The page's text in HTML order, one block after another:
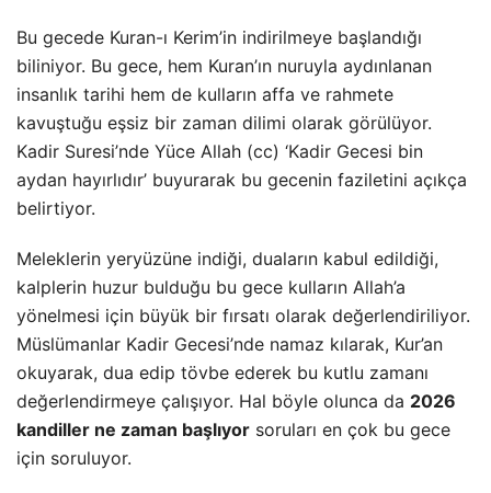
Bu gecede Kuran-ı Kerim’in indirilmeye başlandığı
biliniyor. Bu gece, hem Kuran’ın nuruyla aydınlanan
insanlık tarihi hem de kulların affa ve rahmete
kavuştuğu eşsiz bir zaman dilimi olarak görülüyor.
Kadir Suresi’nde Yüce Allah (cc) ‘Kadir Gecesi bin
aydan hayırlıdır’ buyurarak bu gecenin faziletini açıkça
belirtiyor.
Meleklerin yeryüzüne indiği, duaların kabul edildiği,
kalplerin huzur bulduğu bu gece kulların Allah’a
yönelmesi için büyük bir fırsatı olarak değerlendiriliyor.
Müslümanlar Kadir Gecesi’nde namaz kılarak, Kur’an
okuyarak, dua edip tövbe ederek bu kutlu zamanı
değerlendirmeye çalışıyor. Hal böyle olunca da 2026
kandiller ne zaman başlıyor soruları en çok bu gece
için soruluyor.